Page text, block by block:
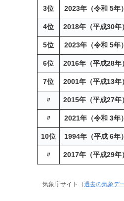
3位 2023年（令和 5年
4位 2018年（平成30年
5位 2023年（令和 5年
6位 2016年（平成28年
7位 2001年（平成13年
〃 2015年（平成27年
〃 2021年（令和 3年
10位 1994年（平成 6年
〃 2017年（平成29年
気象庁サイト（過去の気象デ